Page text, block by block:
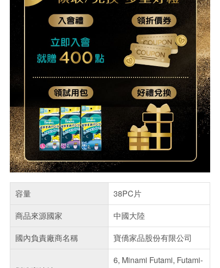
容量
38PC片
商品來源國家
中國大陸
國內負責廠商名稱
寶僑家品股份有限公司
6, Minami Futami, Futami-